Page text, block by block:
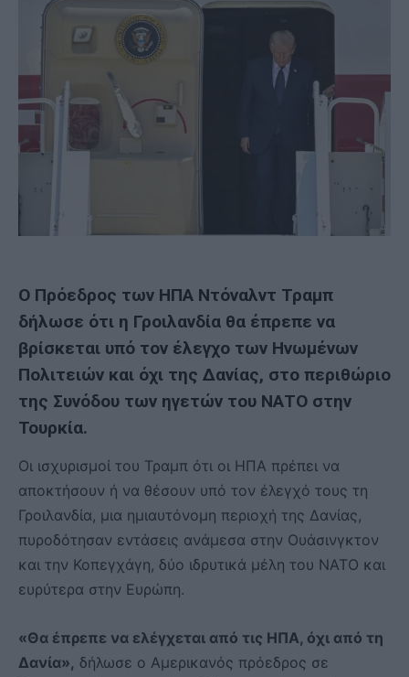
Ο Πρόεδρος των ΗΠΑ Ντόναλντ Τραμπ
δήλωσε ότι η Γροιλανδία θα έπρεπε να
βρίσκεται υπό τον έλεγχο των Ηνωμένων
Πολιτειών και όχι της Δανίας, στο περιθώριο
της Συνόδου των ηγετών του ΝΑΤΟ στην
Τουρκία.
⁠Οι ισχυρισμοί του Τραμπ ότι οι ΗΠΑ πρέπει να
αποκτήσουν ή να θέσουν υπό τον έλεγχό τους τη
Γροιλανδία, μια ημιαυτόνομη περιοχή της Δανίας,
πυροδότησαν εντάσεις ανάμεσα στην Ουάσινγκτον
και την Κοπεγχάγη, δύο ιδρυτικά μέλη του ΝΑΤΟ και
ευρύτερα στην Ευρώπη.
«Θα έπρεπε να ελέγχεται από τις ΗΠΑ, όχι από τη
Δανία», δήλωσε ο Αμερικανός πρόεδρος σε